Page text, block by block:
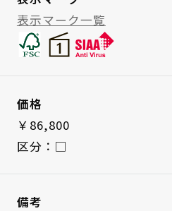
表示マーク一覧
価格
￥86,800
区分：□
備考